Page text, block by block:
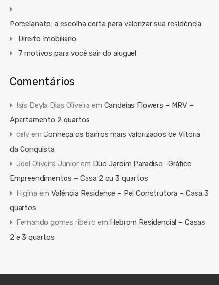
Porcelanato: a escolha certa para valorizar sua residência
Direito Imobiliário
7 motivos para você sair do aluguel
Comentários
Isis Deyla Dias Oliveira em Candeias Flowers – MRV –
Apartamento 2 quartos
cely em Conheça os bairros mais valorizados de Vitória
da Conquista
Joel Oliveira Junior em Duo Jardim Paradiso -Gráfico
Empreendimentos – Casa 2 ou 3 quartos
Higina em Valência Residence – Pel Construtora – Casa 3
quartos
Fernando gomes ribeiro em Hebrom Residencial – Casas
2 e 3 quartos